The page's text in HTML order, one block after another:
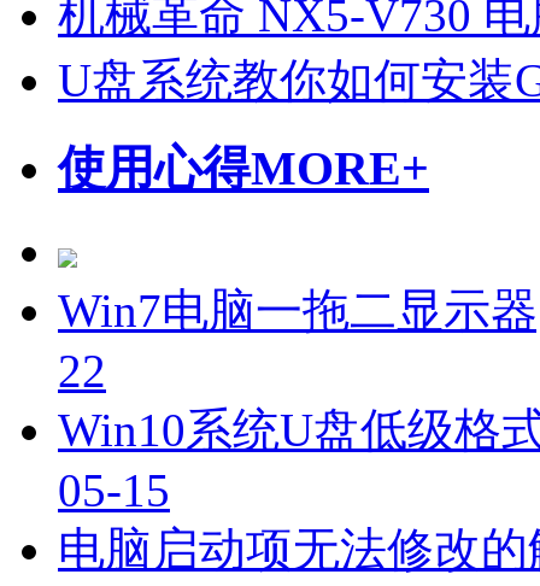
机械革命 NX5-V730
U盘系统教你如何安装
使用心得MORE+
Win7电脑一拖二显示
22
Win10系统U盘低级格
05-15
电脑启动项无法修改